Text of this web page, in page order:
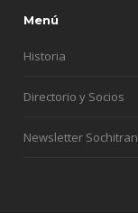
Menú
Historia
Directorio y Socios
Newsletter Sochitran